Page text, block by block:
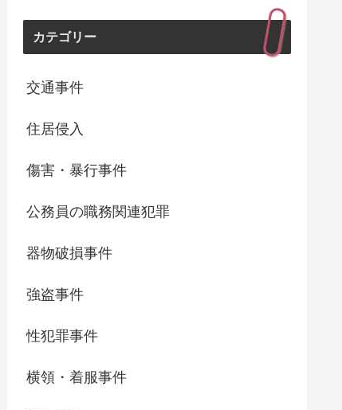
カテゴリー
交通事件
住居侵入
傷害・暴行事件
公務員の職務関連犯罪
器物破損事件
強盗事件
性犯罪事件
横領・着服事件